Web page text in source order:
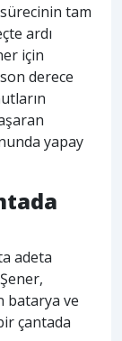
tam
ardı
için
derece
yapay
adeta
batarya ve
çantada